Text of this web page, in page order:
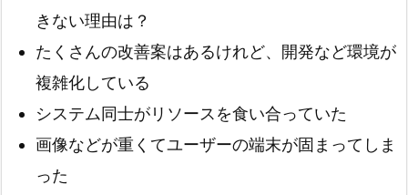
きない理由は？
たくさんの改善案はあるけれど、開発など環境が
複雑化している
システム同士がリソースを食い合っていた
画像などが重くてユーザーの端末が固まってしま
った